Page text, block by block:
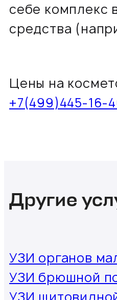
себе комплекс
средства
Цены на
+7(499)445-16-
Другие
УЗИ органов
УЗИ брюшной